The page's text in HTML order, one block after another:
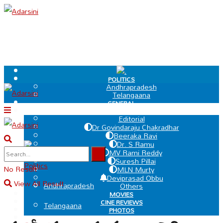
.
POLITICS
Andhrapradesh
Telangaana
GENERAL
Editorial
Dr Govindaraju Chakradhar
Beeraka Ravi
Dr. S Ramu
MV Rami Reddy
Suresh Pillai
MLN Murty
Deviprasad Obbu
Others
MOVIES
CINE REVIEWS
PHOTOS
VIDEOS
.
Politics
Andhrapradesh
Telangaana
No Result
View All Result